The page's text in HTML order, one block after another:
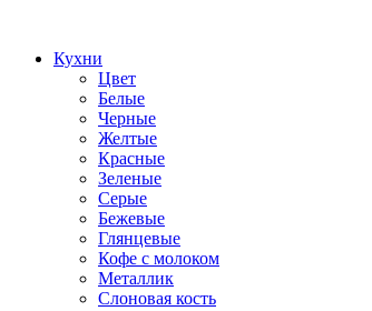
Кухни
Цвет
Белые
Черные
Желтые
Красные
Зеленые
Серые
Бежевые
Глянцевые
Кофе с молоком
Металлик
Слоновая кость